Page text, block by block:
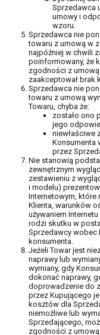
Sprzedawca
umowy i
wzoru.
Sprzedawca nie
towaru z umową w
najpóźniej w chwili
poinformowany, że
zgodności z
zaakceptował brak
Sprzedawca nie
towaru z umową
Towaru, chyba że:
zostało ono
jego
niewłaściwe
Konsumenta
przez
Nie stanowią
zewnętrznym
zestawieniu z
i modelu)
Internetowym, które
Klienta, warunków
używaniem
rodzi skutku w
Sprzedawcy wobec
konsumenta.
Jeżeli Towar jest
naprawy lub
wymiany, gdy
dokonać naprawy,
doprowadzenie do
przez Kupującego
kosztów dla
niemożliwe lub
Sprzedającego,
zgodności z